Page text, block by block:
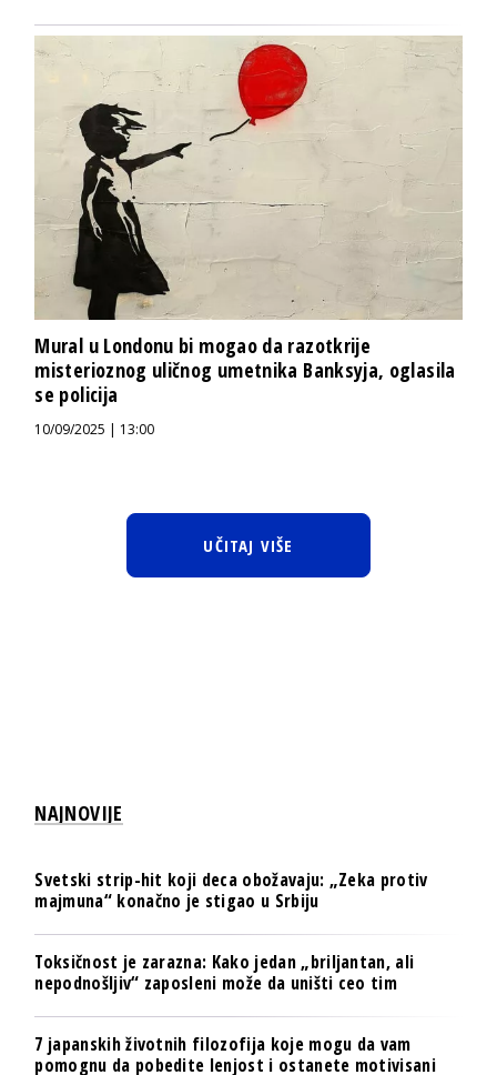
Mural u Londonu bi mogao da razotkrije
misterioznog uličnog umetnika Banksyja, oglasila
se policija
10/09/2025 | 13:00
UČITAJ VIŠE
NAJNOVIJE
Svetski strip-hit koji deca obožavaju: „Zeka protiv
majmuna“ konačno je stigao u Srbiju
Toksičnost je zarazna: Kako jedan „briljantan, ali
nepodnošljiv“ zaposleni može da uništi ceo tim
7 japanskih životnih filozofija koje mogu da vam
pomognu da pobedite lenjost i ostanete motivisani